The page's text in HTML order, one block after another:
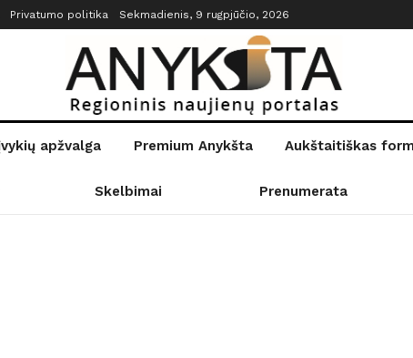
Privatumo politika Sekmadienis, 9 rugpjūčio, 2026
apžvalga Premium Anykšta Aukštaitiškas
Skelbimai Prenumerata